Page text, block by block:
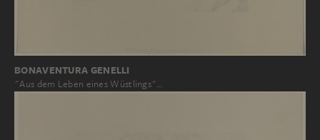
BONAVENTURA GENELLI
"Aus dem Leben eines Wüstlings"…